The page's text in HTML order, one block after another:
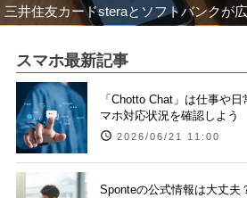
三井住友カードsteraとソフトバンクが
スマホ最新記事
「Chotto Chat」は仕事や
マホ対応状況を確認しよう
2026/06/21 11:00
Sponteの公式情報は大丈夫